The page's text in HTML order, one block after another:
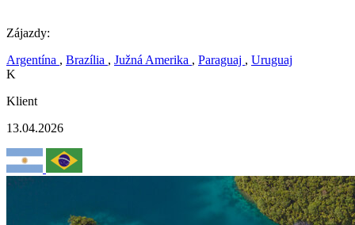
Zájazdy:
Argentína , Brazília , Južná Amerika , Paraguaj , Uruguaj
K
Klient
13.04.2026